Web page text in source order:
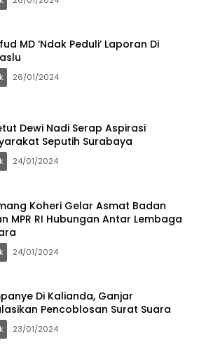
MD ‘Ndak Peduli’ Laporan Di
26/01/2024
Dewi Nadi Serap Aspirasi
Seputih Surabaya
24/01/2024
Koheri Gelar Asmat Badan
MPR RI Hubungan Antar Lembaga
24/01/2024
Di Kalianda, Ganjar
Pencoblosan Surat Suara
23/01/2024